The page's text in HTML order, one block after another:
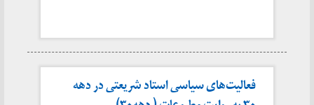
فعالیت‌های سیاسی استاد شریعتی در دهه